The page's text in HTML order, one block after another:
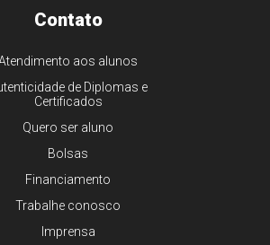
Contato
aos alunos
de Diplomas e
Certificados
Quero ser aluno
Bolsas
Financiamento
Trabalhe conosco
Imprensa